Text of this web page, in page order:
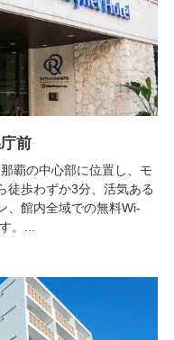
前
覇の中心部に位置し、モ
徒歩わずか3分、活気ある
、館内全域での無料Wi-
。...